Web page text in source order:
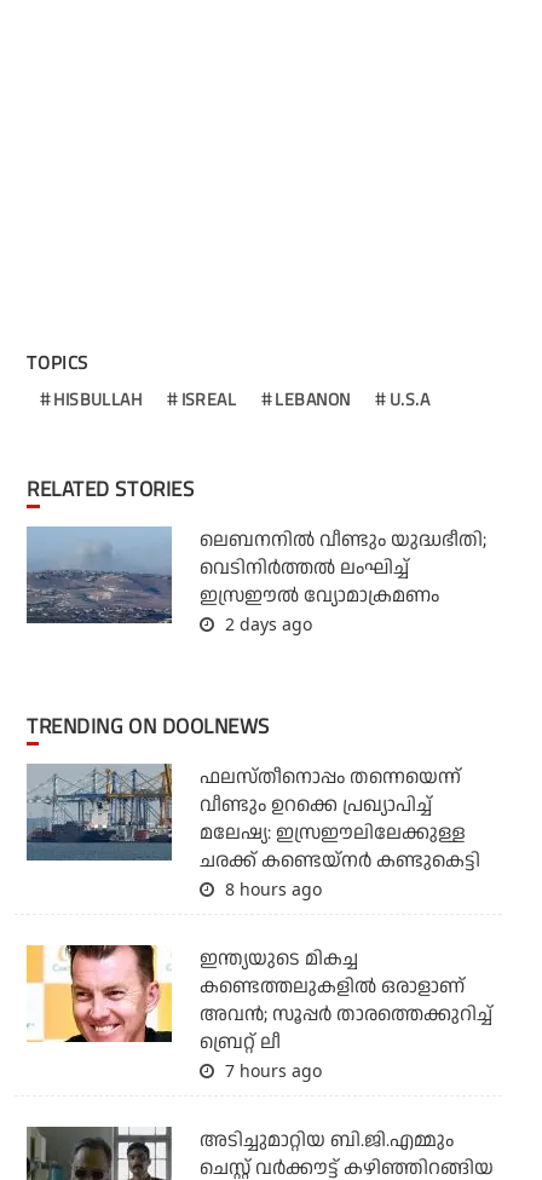
TOPICS
HISBULLAH ISREAL LEBANON U.S.A
RELATED STORIES
ലെബനനില്‍ വീണ്ടും യുദ്ധഭീതി;
വെടിനിര്‍ത്തല്‍ ലംഘിച്ച്
ഇസ്രഈല്‍ വ്യോമാക്രമണം
2 days ago
TRENDING ON DOOLNEWS
ഫലസ്തീനൊപ്പം തന്നെയെന്ന്
വീണ്ടും ഉറക്കെ പ്രഖ്യാപിച്ച്
മലേഷ്യ: ഇസ്രഈലിലേക്കുള്ള
ചരക്ക് കണ്ടെയ്‌നര്‍ കണ്ടുകെട്ടി
8 hours ago
ഇന്ത്യയുടെ മികച്ച
കണ്ടെത്തലുകളില്‍ ഒരാളാണ്
അവന്‍; സൂപ്പര്‍ താരത്തെക്കുറിച്ച്
ബ്രെറ്റ് ലീ
7 hours ago
അടിച്ചുമാറ്റിയ ബി.ജി.എമ്മും
ചെസ്റ്റ് വര്‍ക്കൗട്ട് കഴിഞ്ഞിറങ്ങിയ